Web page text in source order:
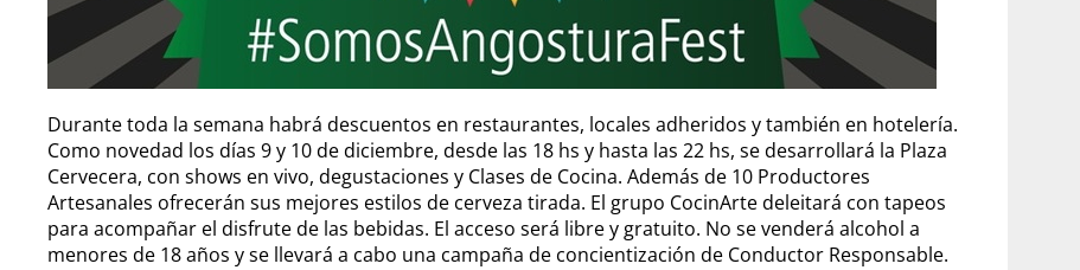
Durante toda la semana habrá descuentos en restaurantes, locales adheridos y también en hotelería.
Como novedad los días 9 y 10 de diciembre, desde las 18 hs y hasta las 22 hs, se desarrollará la Plaza
Cervecera, con shows en vivo, degustaciones y Clases de Cocina. Además de 10 Productores
Artesanales ofrecerán sus mejores estilos de cerveza tirada. El grupo CocinArte deleitará con tapeos
para acompañar el disfrute de las bebidas. El acceso será libre y gratuito. No se venderá alcohol a
menores de 18 años y se llevará a cabo una campaña de concientización de Conductor Responsable.